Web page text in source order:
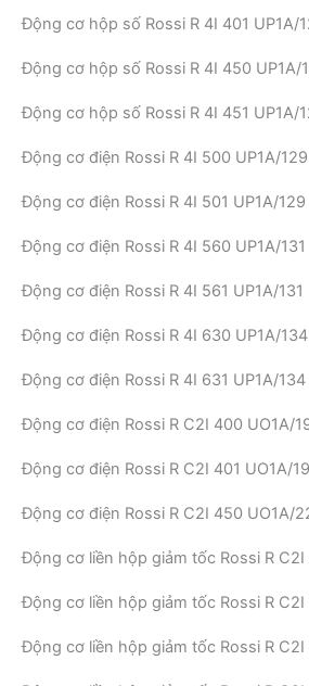
Động cơ hộp số Rossi R 4I 401 UP1A/
Động cơ hộp số Rossi R 4I 450 UP1A/
Động cơ hộp số Rossi R 4I 451 UP1A/
Động cơ điện Rossi R 4I 500 UP1A/129
Động cơ điện Rossi R 4I 501 UP1A/129
Động cơ điện Rossi R 4I 560 UP1A/131
Động cơ điện Rossi R 4I 561 UP1A/131
Động cơ điện Rossi R 4I 630 UP1A/134
Động cơ điện Rossi R 4I 631 UP1A/134
Động cơ điện Rossi R C2I 400 UO1A/
Động cơ điện Rossi R C2I 401 UO1A/
Động cơ điện Rossi R C2I 450 UO1A/
Động cơ liền hộp giảm tốc Rossi R C2I
Động cơ liền hộp giảm tốc Rossi R
Động cơ liền hộp giảm tốc Rossi R C2I